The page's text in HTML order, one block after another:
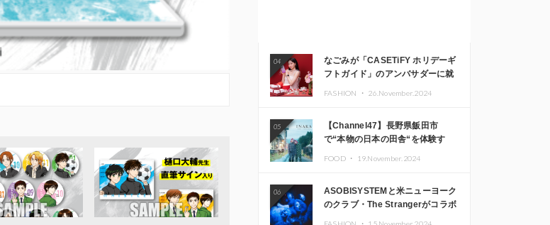
04
なごみが「CASETiFY ホリデーギ
フトガイド」のアンバサダーに就
FASHION ・ 26.November.2024
05
【Channel47】長野県飯田市
で“本物の日本の田舎“を体験す
FOOD ・ 19.November.2024
06
ASOBISYSTEMと米ニューヨーク
のクラブ・The Strangerがコラボ